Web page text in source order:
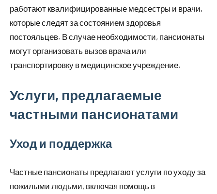
работают квалифицированные медсестры и врачи,
которые следят за состоянием здоровья
постояльцев. В случае необходимости, пансионаты
могут организовать вызов врача или
транспортировку в медицинское учреждение.
Услуги, предлагаемые
частными пансионатами
Уход и поддержка
Частные пансионаты предлагают услуги по уходу за
пожилыми людьми, включая помощь в